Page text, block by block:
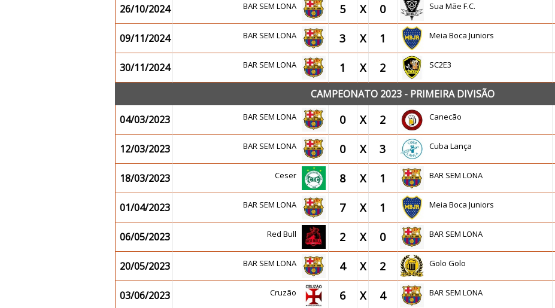
26/10/2024 BAR SEM LONA 5 X 0 Sua Mãe F.C.
09/11/2024 BAR SEM LONA 3 X 1 Meia Boca Juniors
30/11/2024 BAR SEM LONA 1 X 2 SC2E3
CAMPEONATO 2023 - PRIMEIRA DIVISÃO
04/03/2023
BAR SEM LONA 0 X 2 Canecão
12/03/2023 BAR SEM LONA 0 X 3 Cuba Lança
18/03/2023 Ceser 8 X 1 BAR SEM LONA
01/04/2023 BAR SEM LONA 7 X 1 Meia Boca Juniors
06/05/2023 Red Bull 2 X 0 BAR SEM LONA
20/05/2023 BAR SEM LONA 4 X 2 Golo Golo
03/06/2023 Cruzão 6 X 4 BAR SEM LONA